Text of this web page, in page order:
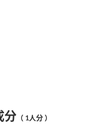
分 （ 1人分 ）